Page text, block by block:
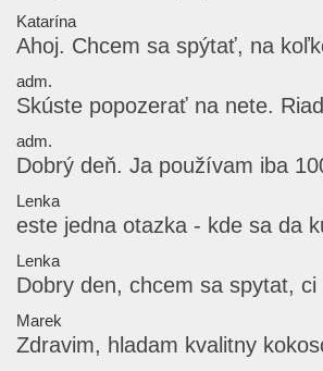
Katarína
Ahoj. Chcem sa spýtať, na
adm.
Skúste popozerať na nete.
adm.
Dobrý deň. Ja používam iba
Lenka
este jedna otazka - kde sa da
Lenka
Dobry den, chcem sa spytat, ci
Marek
Zdravim, hladam kvalitny